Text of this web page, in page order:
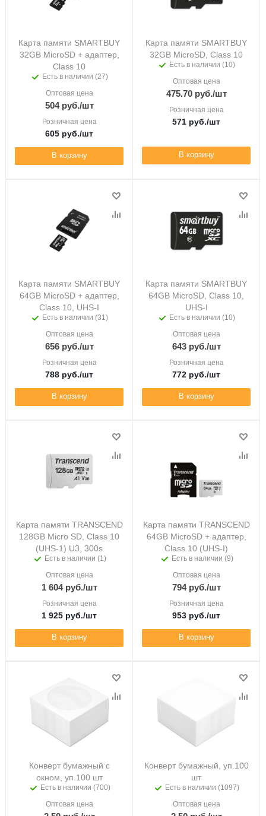
Карта памяти SMARTBUY
32GB MicroSD + адаптер,
Class 10
Есть в наличии (27)
Оптовая цена
504руб./шт
Розничная цена
605 руб./шт
В корзину
Карта памяти SMARTBUY
32GB MicroSD, Class 10
Есть в наличии (10)
Оптовая цена
475.70руб./шт
Розничная цена
571 руб./шт
В корзину
Карта памяти SMARTBUY
64GB MicroSD + адаптер,
Class 10, UHS-I
Есть в наличии (31)
Оптовая цена
656руб./шт
Розничная цена
788 руб./шт
В корзину
Карта памяти SMARTBUY
64GB MicroSD, Class 10,
UHS-I
Есть в наличии (10)
Оптовая цена
643руб./шт
Розничная цена
772 руб./шт
В корзину
Карта памяти TRANSCEND
128GB Micro SD, Class 10
(UHS-1) U3, 300s
Есть в наличии (1)
Оптовая цена
1 604руб./шт
Розничная цена
1 925 руб./шт
В корзину
Карта памяти TRANSCEND
64GB MicroSD + адаптер,
Class 10 (UHS-I)
Есть в наличии (9)
Оптовая цена
794руб./шт
Розничная цена
953 руб./шт
В корзину
Конверт бумажный с
окном, уп.100 шт
Есть в наличии (700)
Оптовая цена
Конверт бумажный, уп.100
шт
Есть в наличии (1097)
Оптовая цена